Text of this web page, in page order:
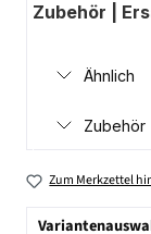
Zubehör |
Ähnlich
Zubehör
Zum Merkzettel